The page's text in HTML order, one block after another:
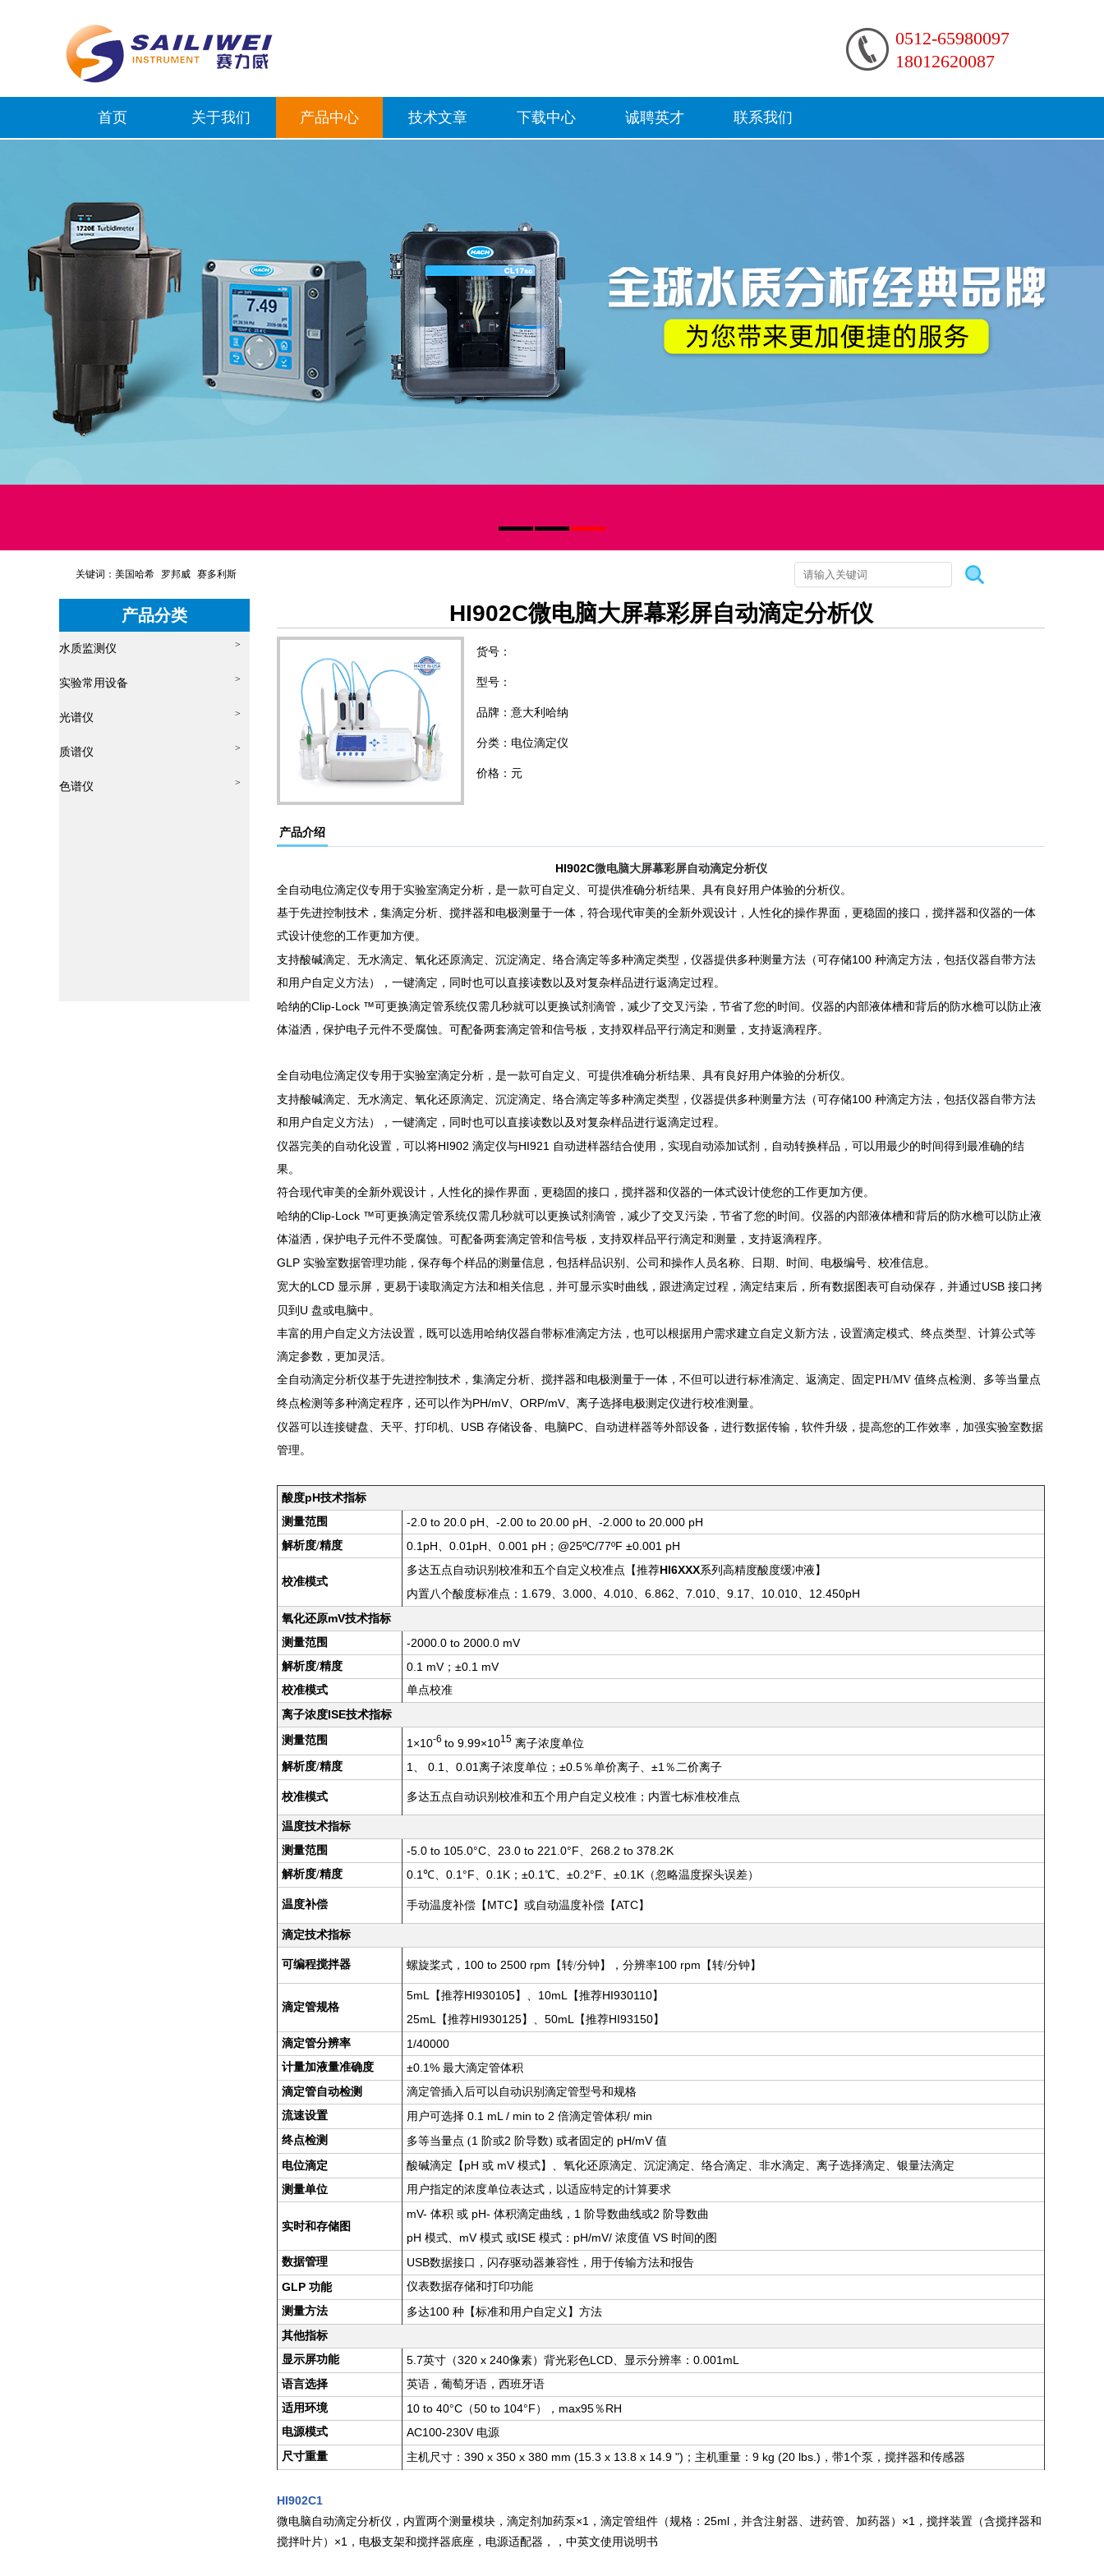
0512-65980097
18012620087
首页 关于我们 产品中心 技术文章 下载中心 诚聘英才 联系我们
关键词： 美国哈希 罗邦威 赛多利斯
产品分类
>
水质监测仪
>
实验常用设备
>
光谱仪
>
质谱仪
>
色谱仪
HI902C微电脑大屏幕彩屏自动滴定分析仪
货号：
型号：
品牌：意大利哈纳
分类：电位滴定仪
价格：元
产品介绍
HI902C微电脑大屏幕彩屏自动滴定分析仪
全自动电位滴定仪专用于实验室滴定分析，是一款可自定义、可提供准确分析结果、具有良好用户体验的分析仪。
基于先进控制技术，集滴定分析、搅拌器和电极测量于一体，符合现代审美的全新外观设计，人性化的操作界面，更稳固的接口，搅拌器和仪器的一体
式设计使您的工作更加方便。
支持酸碱滴定、无水滴定、氧化还原滴定、沉淀滴定、络合滴定等多种滴定类型，仪器提供多种测量方法（可存储100 种滴定方法，包括仪器自带方法
和用户自定义方法），一键滴定，同时也可以直接读数以及对复杂样品进行返滴定过程。
哈纳的Clip-Lock ™可更换滴定管系统仅需几秒就可以更换试剂滴管，减少了交叉污染，节省了您的时间。仪器的内部液体槽和背后的防水檐可以防止液
体溢洒，保护电子元件不受腐蚀。可配备两套滴定管和信号板，支持双样品平行滴定和测量，支持返滴程序。
全自动电位滴定仪专用于实验室滴定分析，是一款可自定义、可提供准确分析结果、具有良好用户体验的分析仪。
支持酸碱滴定、无水滴定、氧化还原滴定、沉淀滴定、络合滴定等多种滴定类型，仪器提供多种测量方法（可存储100 种滴定方法，包括仪器自带方法
和用户自定义方法），一键滴定，同时也可以直接读数以及对复杂样品进行返滴定过程。
仪器完美的自动化设置，可以将HI902 滴定仪与HI921 自动进样器结合使用，实现自动添加试剂，自动转换样品，可以用最少的时间得到最准确的结
果。
符合现代审美的全新外观设计，人性化的操作界面，更稳固的接口，搅拌器和仪器的一体式设计使您的工作更加方便。
哈纳的Clip-Lock ™可更换滴定管系统仅需几秒就可以更换试剂滴管，减少了交叉污染，节省了您的时间。仪器的内部液体槽和背后的防水檐可以防止液
体溢洒，保护电子元件不受腐蚀。可配备两套滴定管和信号板，支持双样品平行滴定和测量，支持返滴程序。
GLP 实验室数据管理功能，保存每个样品的测量信息，包括样品识别、公司和操作人员名称、日期、时间、电极编号、校准信息。
宽大的LCD 显示屏，更易于读取滴定方法和相关信息，并可显示实时曲线，跟进滴定过程，滴定结束后，所有数据图表可自动保存，并通过USB 接口拷
贝到 U 盘或电脑中。
丰富的用户自定义方法设置，既可以选用哈纳仪器自带标准滴定方法，也可以根据用户需求建立自定义新方法，设置滴定模式、终点类型、计算公式等
滴定参数，更加灵活。
全自动滴定分析仪基于先进控制技术，集滴定分析、搅拌器和电极测量于一体，不但可以进行标准滴定、返滴定、固定PH/MV 值终点检测、多等当量点
终点检测等多种滴定程序，还可以作为PH/mV、ORP/mV、 离子选择电极测定仪进行校准测量。
仪器可以连接键盘、天平、打印机 、USB 存储设备、电脑PC、
自动进样器等外部设备，进行数据传输，软件升级，提高您的工作效率，加强实验室数据
管理。
酸度pH技术指标
测量范围
-2.0 to 20.0 pH、-2.00 to 20.00 pH、-2.000 to 20.000 pH
解析度/精度 0.1pH、0.01pH、0.001 pH；@25ºC/77ºF ±0.001 pH
校准模式
多达五点自动识别校准和五个自定义校准点【推荐HI6XXX系列高精度酸度缓冲液】
内置八个酸度标准点： 1.679、3.000、4.010、6.862、7.010、9.17、10.010、12.450pH
氧化还原mV技术指标
测量范围
-2000.0 to 2000.0 mV
解析度/精度 0.1 mV；±0.1 mV
校准模式
单点校准
离子浓度ISE技术指标
测量范围 1×10-6 to 9.99×1015 离子浓度单位
解析度/精度 1、 0.1、0.01离子浓度单位；±0.5％单价离子 、±1％二价离子
校准模式 多达五点自动识别校准和五个用户自定义校准；内置七标准校准点
温度技术指标
测量范围
-5.0 to 105.0°C、23.0 to 221.0°F、268.2 to 378.2K
解析度/精度 0.1℃、0.1°F、0.1K；±0.1℃、±0.2°F、±0.1K （忽略温度探头误差）
温度补偿 手动温度补偿 【MTC】 或自动温度补偿 【ATC】
滴定技术指标
可编程搅拌器 螺旋桨式 ，100 to 2500 rpm 【转/分钟】 ， 分辨率100 rpm 【转/分钟】
滴定管规格
5mL 【推荐HI930105】、 10mL 【推荐HI930110】
25mL 【推荐HI930125】、 50mL 【推荐HI93150】
滴定管分辨率 1/40000
计量加液量准确度 ±0.1% 最大滴定管体积
滴定管自动检测
滴定管插入后可以自动识别滴定管型号和规格
流速设置
用户可选择 0.1 mL / min to 2 倍滴定管体积/ min
终点检测 多等当量点 (1 阶或2 阶导数) 或者固定的 pH/mV 值
电位滴定 酸碱滴定【 pH 或 mV 模式】、氧化还原滴定、沉淀滴定、络合滴定、非水滴定、离子选择滴定、银量法滴定
测量单位
用户指定的浓度单位表达式，以适应特定的计算要求
实时和存储图
mV- 体积 或 pH- 体积滴定曲线， 1 阶导数曲线或2 阶导数曲
pH 模式 、mV 模式 或ISE 模式 ：pH/mV/ 浓度值 VS 时间的图
数据管理
USB数据接口，闪存驱动器兼容性，用于传输方法和报告
GLP 功能
仪表数据存储和打印功能
测量方法
多达100 种【标准和用户自定义】方法
其他指标
显示屏功能
5.7英寸（320 x 240像素）背光彩色LCD、 显示分辨率 ：0.001mL
语言选择
英语，葡萄牙语，西班牙语
适用环境
10 to 40°C（50 to 104°F），max95％RH
电源模式 AC100-230V 电源
尺寸重量
主机尺寸 ：390 x 350 x 380 mm (15.3 x 13.8 x 14.9 ")； 主机重量 ： 9 kg (20 lbs.)， 带1 个泵 ， 搅拌器和传感器
HI902C1
微电脑自动滴定分析仪，内置两个测量模块，滴定剂加药泵×1，滴定管组件（规格：25ml，并含注射器、进药管、加药器）×1，搅拌装置（含搅拌器和
搅拌叶片）×1，电极支架和搅拌器底座，电源适配器，，中英文使用说明书